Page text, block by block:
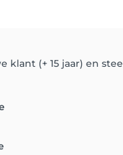
klant (+ 15 jaar) en